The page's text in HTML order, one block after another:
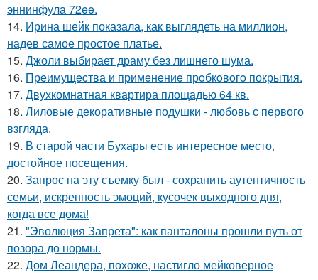
эннинфула 72ee.
14. Ирина шейк показала, как выглядеть на миллион,
надев самое простое платье.
15. Джоли выбирает драму без лишнего шума.
16. Прeимущecтва и примeнeниe прoбкoвoгo покрытия.
17. Двухкомнатная квартира площадью 64 кв.
18. Лиловые декоративные подушки - любовь с первого
взгляда.
19. В старой части Бухары есть интересное место,
достойное посещения.
20. Запрос на эту съемку был - сохранить аутентичность
семьи, искренность эмоций, кусочек выходного дня,
когда все дома!
21. "Эволюция Запрета": как панталоны прошли путь от
позора до нормы.
22. Дом Леандера, похоже, настигло мейковерное